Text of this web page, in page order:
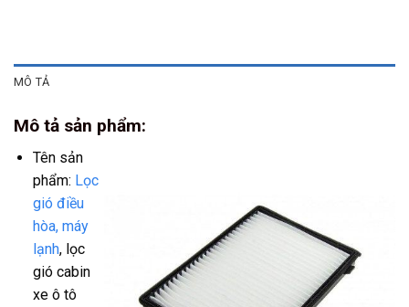
MÔ TẢ
Mô tả sản phẩm:
Tên sản
phẩm: Lọc
gió điều
hòa, máy
lạnh, lọc
gió cabin
xe ô tô